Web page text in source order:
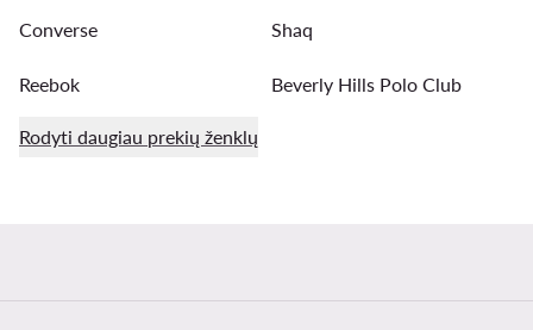
Converse Shaq
Reebok Beverly Hills Polo Club
Rodyti daugiau prekių ženklų